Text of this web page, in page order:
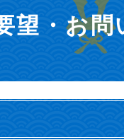
望・お問